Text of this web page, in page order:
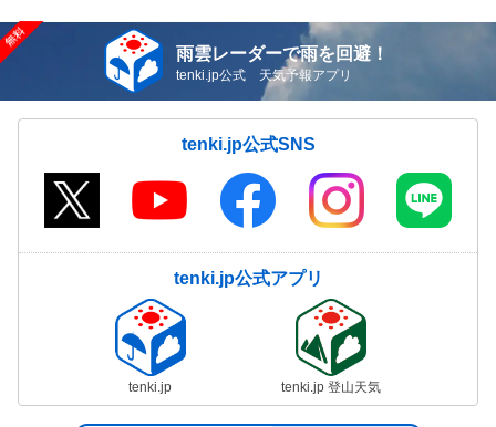
雨雲レーダーで雨を回避！
tenki.jp公式 天気予報アプリ
tenki.jp公式SNS
tenki.jp公式アプリ
tenki.jp tenki.jp 登山天気